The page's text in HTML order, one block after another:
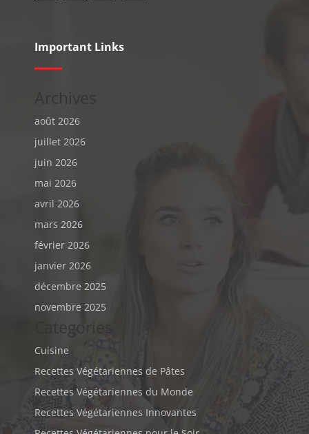
Important Links
Archives
août 2026
juillet 2026
juin 2026
mai 2026
avril 2026
mars 2026
février 2026
janvier 2026
décembre 2025
novembre 2025
Categories
Cuisine
Recettes Végétariennes de Pâtes
Recettes Végétariennes du Monde
Recettes Végétariennes Innovantes